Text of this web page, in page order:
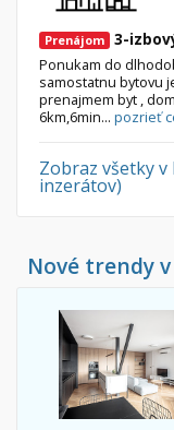
Prenájom 3-
Ponukam do
samostatnu bytovu
prenajmem byt ,
6km,6min... pozrieť
Zobraz všetky v
inzerátov)
Nové trendy